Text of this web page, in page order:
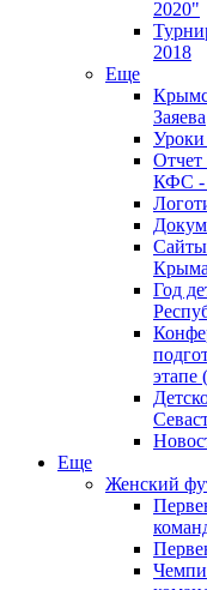
2020"
2018
Еще
Заяева
Уроки
Отчет
КФС -
Крыма
Год
этапе
Еще
Женский